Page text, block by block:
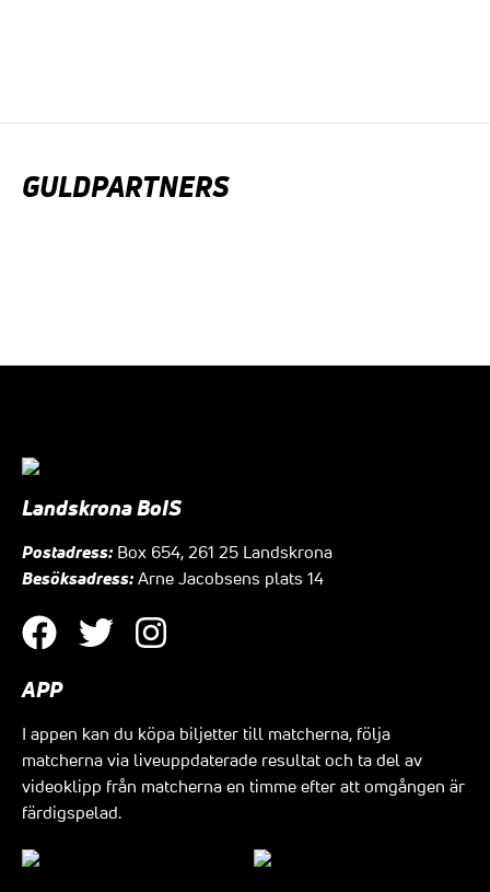
GULDPARTNERS
Landskrona BoIS
Postadress: Box 654, 261 25 Landskrona
Besöksadress: Arne Jacobsens plats 14
APP
I appen kan du köpa biljetter till matcherna, följa
matcherna via liveuppdaterade resultat och ta del av
videoklipp från matcherna en timme efter att omgången är
färdigspelad.